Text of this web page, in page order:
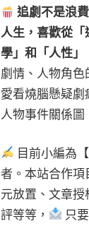
追劇不是浪
人生，喜歡從
學」和「人性」
劇情、人物角
愛看燒腦懸疑
人物事件關係圖
目前小編為【
者。本站合作
元放置、文章
評等等，
只